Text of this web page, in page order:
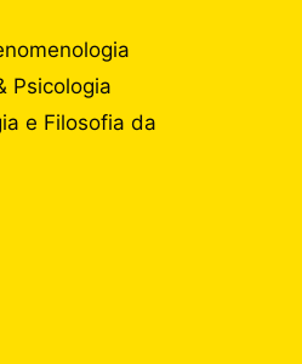
Psicologia
e Filosofia da